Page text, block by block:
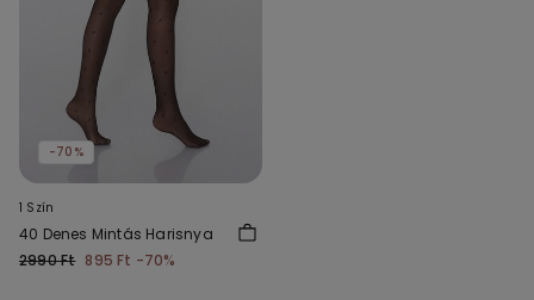
-70%
1 Szín
40 Denes Mintás Harisnya
2990 Ft 895 Ft -70%